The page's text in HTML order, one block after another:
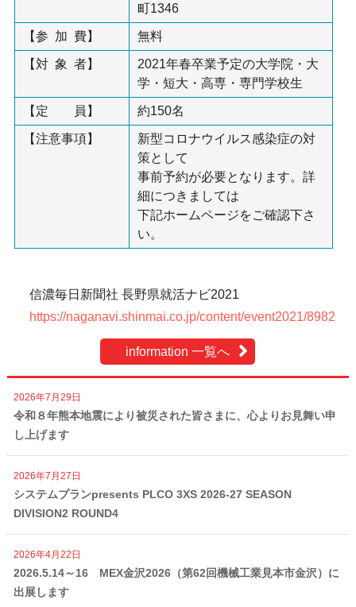
町1346
【参 加 費】 無料
【対 象 者】
2021年春卒業予定の大学院・大
学・短大・高専・専門学校生
【定 員】 約150名
【注意事項】
新型コロナウイルス感染症の対
策として
事前予約が必要となります。詳
細につきましては
下記ホームページをご確認下さ
い。
信濃毎日新聞社 長野県就活ナビ2021
https://naganavi.shinmai.co.jp/content/event2021/8982
information 一覧へ
2026年7月29日
令和８年熊本地震により被災された皆さまに、心よりお見舞い申
し上げます
2026年7月27日
システムプランpresents PLCO 3XS 2026-27 SEASON
DIVISION2 ROUND4
2026年4月22日
2026.5.14～16 MEX金沢2026（第62回機械工業見本市金沢）に
出展します